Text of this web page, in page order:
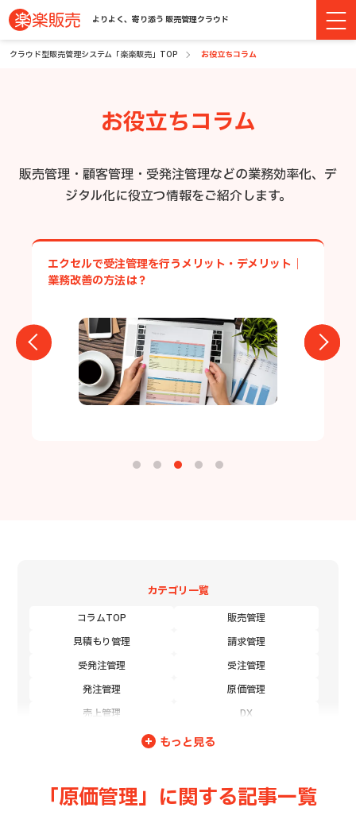
よりよく、寄り添う 販売管理クラウド
クラウド型販売管理システム「楽楽販売」TOP お役立ちコラム
お役立ちコラム
販売管理・顧客管理・受発注管理などの業務効率化、デ
ジタル化に役立つ情報をご紹介します。
エクセルで受注管理を行うメリット・デメリット｜
業務改善の方法は？
カテゴリ一覧
コラムTOP
販売管理
見積もり管理
請求管理
受発注管理
受注管理
発注管理
原価管理
売上管理
DX
発注／購買管理
日報管理
在庫管理
契約管理
未収金管理
もっと見る
「原価管理」に関する記事一覧